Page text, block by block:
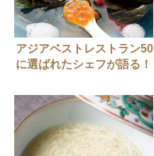
アジアベストレストラン50
に選ばれたシェフが語る！
5選